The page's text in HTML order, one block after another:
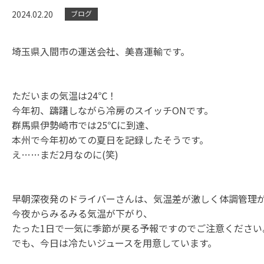
2024.02.20 ブログ
埼玉県入間市の運送会社、美喜運輸です。
ただいまの気温は24℃！
今年初、躊躇しながら冷房のスイッチONです。
群馬県伊勢崎市では25℃に到達、
本州で今年初めての夏日を記録したそうです。
え……まだ2月なのに(笑)
早朝深夜発のドライバーさんは、気温差が激しく体調管理
今夜からみるみる気温が下がり、
たった1日で一気に季節が戻る予報ですのでご注意ください
でも、今日は冷たいジュースを用意しています。